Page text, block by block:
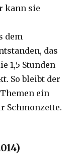
kann sie
dem
das
1,5 Stunden
So bleibt der
ein
Schmonzette.